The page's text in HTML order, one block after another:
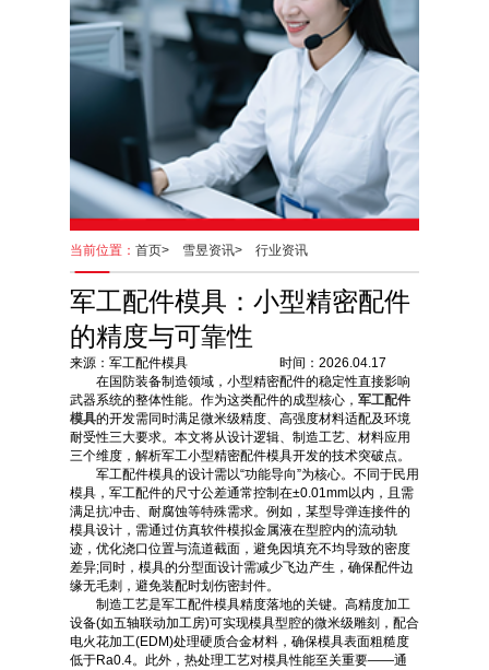
当前位置： 首页> 雪昱资讯> 行业资讯
军工配件模具：小型精密配件
的精度与可靠性
来源：军工配件模具 时间：2026.04.17
在国防装备制造领域，小型精密配件的稳定性直接影响
武器系统的整体性能。作为这类配件的成型核心， 军工配件
模具的开发需同时满足微米级精度、高强度材料适配及环境
耐受性三大要求。本文将从设计逻辑、制造工艺、材料应用
三个维度，解析军工小型精密配件模具开发的技术突破点。
军工配件模具的设计需以“功能导向”为核心。不同于民用
模具，军工配件的尺寸公差通常控制在±0.01mm以内，且需
满足抗冲击、耐腐蚀等特殊需求。例如，某型导弹连接件的
模具设计，需通过仿真软件模拟金属液在型腔内的流动轨
迹，优化浇口位置与流道截面，避免因填充不均导致的密度
差异;同时，模具的分型面设计需减少飞边产生，确保配件边
缘无毛刺，避免装配时划伤密封件。
制造工艺是军工配件模具精度落地的关键。高精度加工
设备(如五轴联动加工房)可实现模具型腔的微米级雕刻，配合
电火花加工(EDM)处理硬质合金材料，确保模具表面粗糙度
低于Ra0.4。此外，热处理工艺对模具性能至关重要——通